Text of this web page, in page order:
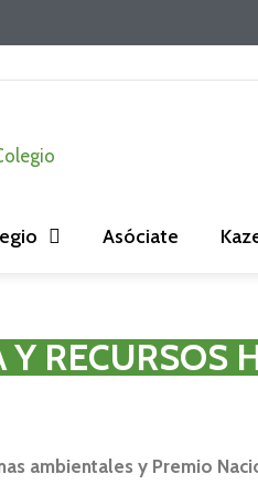
Asóciate
Y RECURSOS
ambientales y Premio